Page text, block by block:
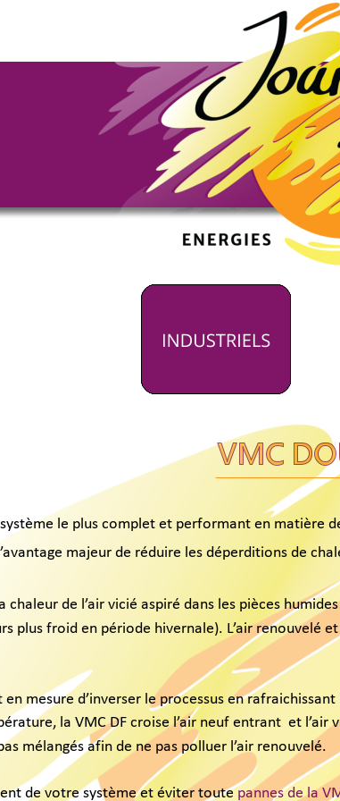
le plus complet et performant en matière de
majeur de réduire les déperditions de
de l’air vicié aspiré dans les pièces humides
froid en période hivernale). L’air renouvelé et
d’inverser le processus en rafraichissant
la VMC DF croise l’air neuf entrant  et l’air
afin de ne pas polluer l’air renouvelé.
de votre système et éviter toute pannes de la VMC,